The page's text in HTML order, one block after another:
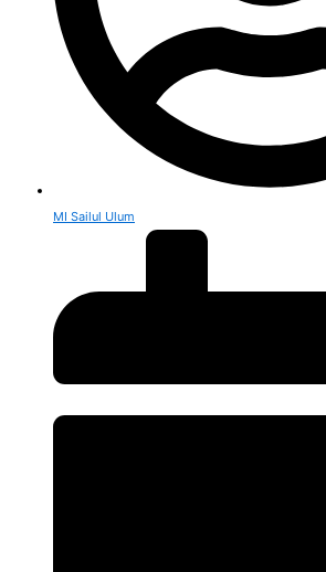
MI Sailul Ulum